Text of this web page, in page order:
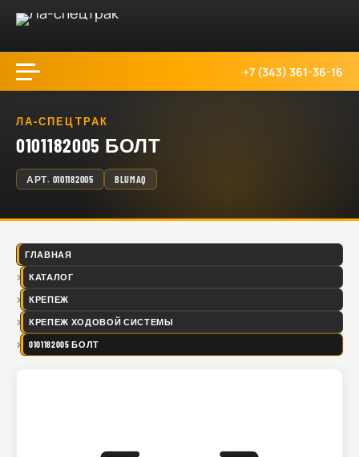
+7 (343) 361-36-16
ЛА-СПЕЦТРАК
0101182005 БОЛТ
АРТ. 0101182005 BLUMAQ
ГЛАВНАЯ
КАТАЛОГ
КРЕПЕЖ
КРЕПЕЖ ХОДОВОЙ СИСТЕМЫ
0101182005 БОЛТ